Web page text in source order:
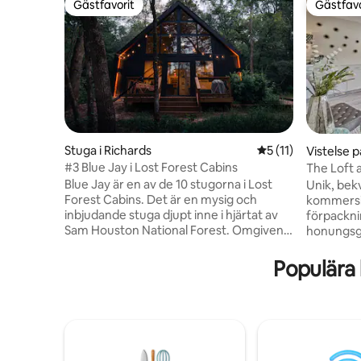
Gästfavorit
Gästfavorit
Stuga i Richards 5 av 5 i
5 (11)
#3 Blue Jay i Lost Forest Cabins
Blue Jay är en av de 10 stugorna i Lost
Forest Cabins. Det är en mysig och
inbjudande stuga djupt inne i hjärtat av
Sam Houston National Forest. Omgiven
dammen är denna charmiga tillflyktsort
den perfekta platsen för att koppla av,
komfort året runt. Dekorationen kan
Vistelse
ota
The Loft
Unik,
vårt